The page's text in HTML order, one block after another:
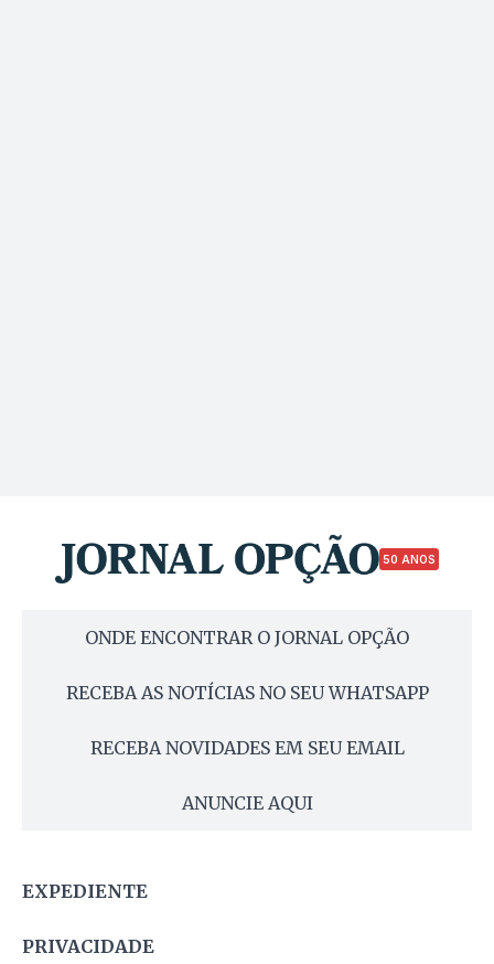
50 ANOS
ONDE ENCONTRAR O JORNAL OPÇÃO
RECEBA AS NOTÍCIAS NO SEU WHATSAPP
RECEBA NOVIDADES EM SEU EMAIL
ANUNCIE AQUI
EXPEDIENTE
PRIVACIDADE